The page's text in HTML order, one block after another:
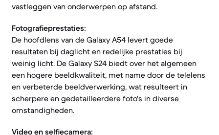
vastleggen van onderwerpen op afstand.
Fotografieprestaties:
De hoofdlens van de Galaxy A54 levert goede
resultaten bij daglicht en redelijke prestaties bij
weinig licht. De Galaxy S24 biedt over het algemeen
een hogere beeldkwaliteit, met name door de telelens
en verbeterde beeldverwerking, wat resulteert in
scherpere en gedetailleerdere foto's in diverse
omstandigheden.
Video en selfiecamera: